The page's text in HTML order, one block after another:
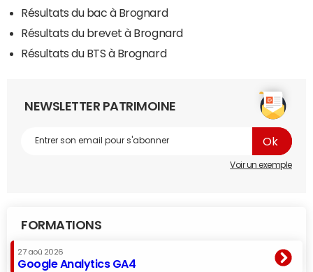
Résultats du bac à Brognard
Résultats du brevet à Brognard
Résultats du BTS à Brognard
NEWSLETTER PATRIMOINE
Voir un exemple
FORMATIONS
27 aoû 2026
Google Analytics GA4